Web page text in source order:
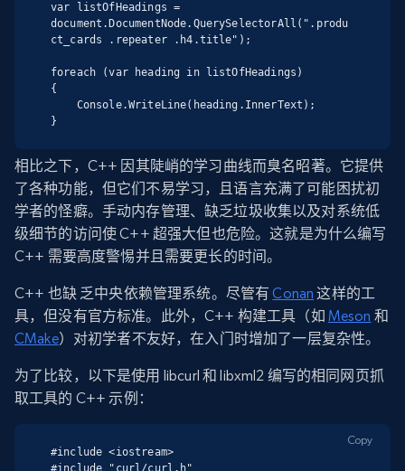
var listOfHeadings =
document.DocumentNode.QuerySelectorAll(".produ
ct_cards .repeater .h4.title");
foreach (var heading in listOfHeadings)
{
}
相比之下，C++ 因其陡峭的学习曲线而臭名昭著。它提供
了各种功能，但它们不易学习，且语言充满了可能困扰初
学者的怪癖。手动内存管理、缺乏垃圾收集以及对系统低
级细节的访问使 C++ 超强大但也危险。这就是为什么编写
C++ 需要高度警惕并且需要更长的时间。
C++ 也缺 乏中央依赖管理系统。尽管有Conan 这样的工
具，但没有官方标准。此外，C++ 构建工具（如 Meson 和
CMake）对初学者不友好，在入门时增加了一层复杂性。
为了比较，以下是使用 libcurl 和 libxml2 编写的相同网页抓
取工具的 C++ 示例：
#include <iostream>
#include "curl/curl.h"
Copy